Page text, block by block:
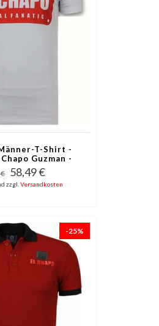
T-Shirt -
Guzman -
Weiß
58,49 €
zzgl.Versandkosten
-25%